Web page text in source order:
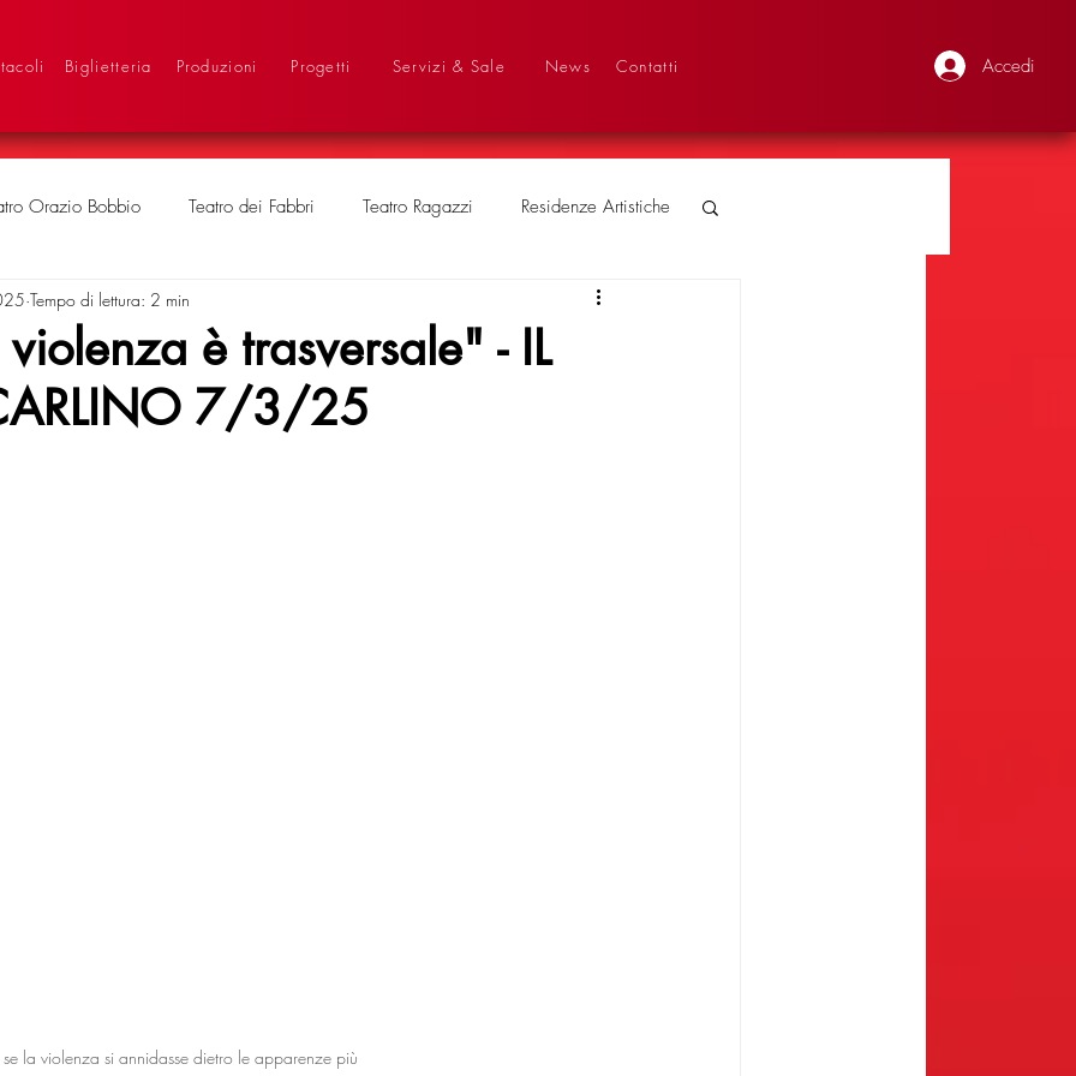
Accedi
Biglietteria Produzioni Progetti Servizi & Sale News Contatti
Orazio Bobbio Teatro dei Fabbri Teatro Ragazzi Residenze Artistiche
è trasversale" - IL
7/3/25
Tempo di lettura: 2 min
se la violenza si annidasse dietro le apparenze più